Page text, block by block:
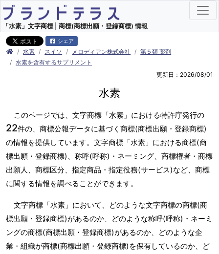
「水素」文字商標 | 商標(商標出願・登録商標) 情報
シェア
水素 スイソ メロディアン株式会社
第５類 薬剤
水素を含有するサプリメント
更新日：2026/08/01
水素
このページでは、文字商標「水素」における特許庁発行の
22件の、商標公報データに基づく商標(商標出願・登録商標)
の情報を提供しています。文字商標「水素」における商標(商
標出願・登録商標)、称呼(呼称)・ネーミング、商標権者・商標
出願人、商標区分、指定商品・指定役務(サービス)など、商標
に関する情報を調べることができます。
文字商標「水素」において、どのような文字商標の商標(商
標出願・登録商標)があるのか、どのような称呼(呼称)・ネーミ
ングの商標(商標出願・登録商標)があるのか、どのような企
業・組織が商標(商標出願・登録商標)を保有しているのか、ど